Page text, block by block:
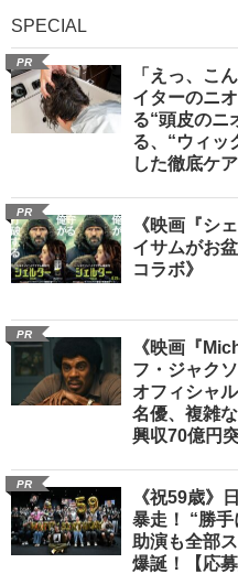
SPECIAL
PR
「えっ、こ
イターのニ
る“頭皮のニ
る、“ウィッ
した徹底ケ
PR
《映画『シ
イサムがお
コラボ》
PR
《映画『
フ・ジャク
オフィシャ
名優、複雑
興収70億円突
PR
《祝59歳》
暴走！ “勝
助演も全部
爆誕！【応